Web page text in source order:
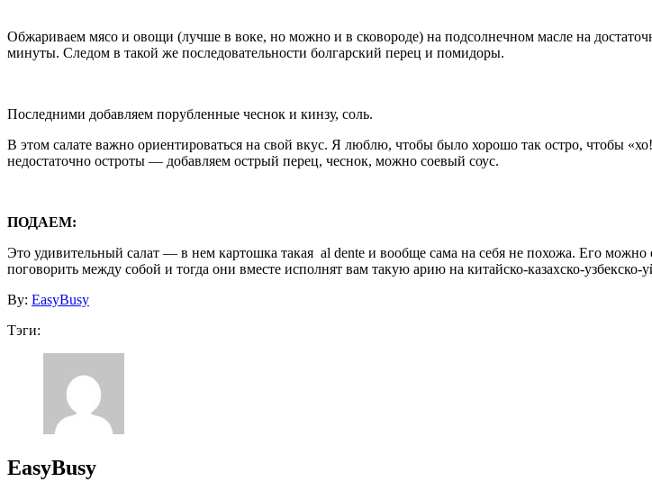
Обжариваем мясо и овощи (лучше в воке, но можно и в сковороде) на подсолнечном масле на
минуты. Следом в такой же последовательности болгарский перец и помидоры.
Последними добавляем порубленные чеснок и кинзу, соль.
В этом салате важно ориентироваться на свой вкус. Я люблю, чтобы было хорошо так остро, чтобы
недостаточно остроты — добавляем острый перец, чеснок, можно соевый соус.
ПОДАЕМ:
Это удивительный салат — в нем картошка такая al dente и вообще сама на себя не похожа. Его
поговорить между собой и тогда они вместе исполнят вам такую арию на китайско-казахско-узбекско-
By: EasyBusy
Тэги:
EasyBusy